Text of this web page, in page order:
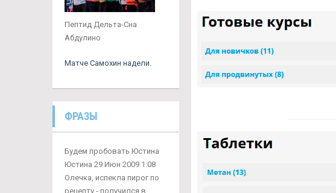
Пептид Дельта-Сна
Абдулино
Матче Самохин надели.
ФРАЗЫ
Будем пробовать Юстина
Юстина 29 Июн 2009 1:08
Олечка, испекла пирог по
рецепту - получился в